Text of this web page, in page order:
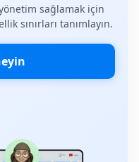
sağlamak için
sınırları tanımlayın.